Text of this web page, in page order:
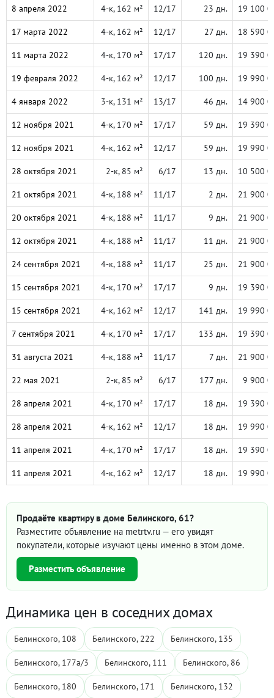
8 апреля 2022 4-к, 162 м² 12/17 23 дн. 19 100
17 марта 2022 4-к, 162 м² 12/17 27 дн. 18 590
11 марта 2022 4-к, 170 м² 17/17 120 дн. 19 390
19 февраля 2022 4-к, 162 м² 12/17 100 дн. 19 990
4 января 2022 3-к, 131 м² 13/17 46 дн. 14 900
12 ноября 2021 4-к, 170 м² 17/17 59 дн. 19 390
12 ноября 2021 4-к, 162 м² 12/17 59 дн. 19 990
28 октября 2021 2-к, 85 м² 6/17 13 дн. 10 500
21 октября 2021 4-к, 188 м² 11/17 2 дн. 21 900
20 октября 2021 4-к, 188 м² 11/17 9 дн. 21 900
12 октября 2021 4-к, 188 м² 11/17 11 дн. 21 900
24 сентября 2021 4-к, 188 м² 11/17 25 дн. 21 900
15 сентября 2021 4-к, 170 м² 17/17 9 дн. 19 390
15 сентября 2021 4-к, 162 м² 12/17 141 дн. 19 990
7 сентября 2021 4-к, 170 м² 17/17 133 дн. 19 390
31 августа 2021 4-к, 188 м² 11/17 7 дн. 21 900
22 мая 2021 2-к, 85 м² 6/17 177 дн. 9 900
28 апреля 2021 4-к, 170 м² 17/17 18 дн. 19 390
28 апреля 2021 4-к, 162 м² 12/17 18 дн. 19 990
11 апреля 2021 4-к, 170 м² 17/17 18 дн. 19 390
11 апреля 2021 4-к, 162 м² 12/17 18 дн. 19 990
Продаёте квартиру в доме Белинского, 61?
Разместите объявление на metrtv.ru — его увидят
покупатели, которые изучают цены именно в этом доме.
Разместить объявление
Динамика цен в соседних домах
Белинского, 108 Белинского, 222 Белинского, 135
Белинского, 177а/3 Белинского, 111 Белинского, 86
Белинского, 180 Белинского, 171 Белинского, 132